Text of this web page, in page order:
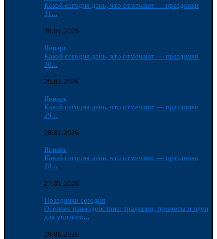
Какой сегодня день, что отмечают — праздники
31...
30.01.2026
Январь
Какой сегодня день, что отмечают — праздники
30...
29.01.2026
Январь
Какой сегодня день, что отмечают — праздники
29...
28.01.2026
Январь
Какой сегодня день, что отмечают — праздники
28...
27.01.2026
Праздники сегодня
Осеннее равноденствие: традиции, приметы и идеи
для уютного...
29.06.2026